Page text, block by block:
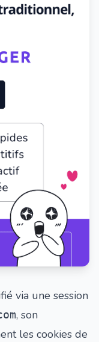
via une session
, son
les cookies de